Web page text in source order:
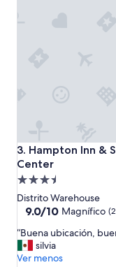
3. Hampton Inn &
Center
Hampton Inn &
Propiedad
de
3.5
Distrito Warehouse
9.0
10,
Magnífico,
(2,243
9.0/10 Magnífico
“
B
u
“Buena ubicación,
silvia
Ver menos